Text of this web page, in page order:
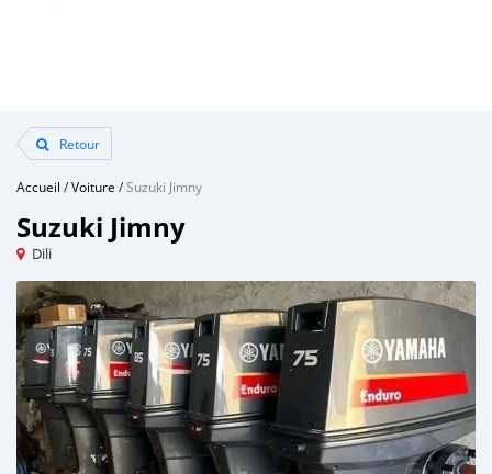
Retour
Accueil /Voiture /Suzuki Jimny
Suzuki Jimny
Dili